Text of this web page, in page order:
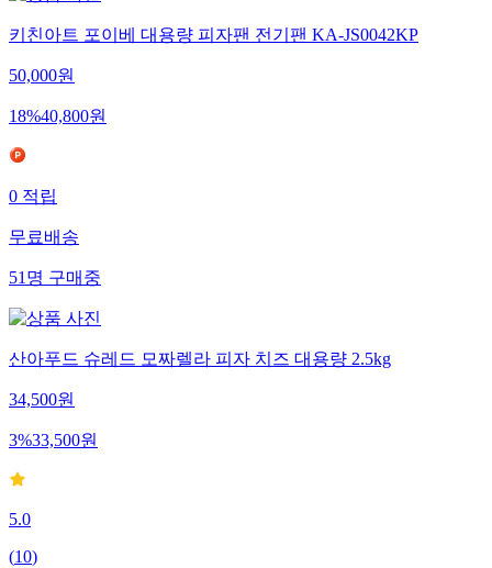
키친아트 포이베 대용량 피자팬 전기팬 KA-JS0042KP
50,000원
18%40,800원
0 적립
무료배송
51 명 구매중
산아푸드 슈레드 모짜렐라 피자 치즈 대용량 2.5kg
34,500원
3%33,500원
5.0
(10)